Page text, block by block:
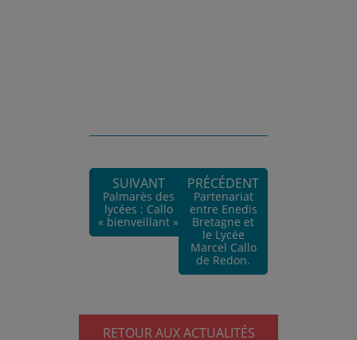
SUIVANT
Palmarès des
lycées : Callo
« bienveillant »
PRÉCÉDENT
Partenariat
entre Enedis
Bretagne et
le Lycée
Marcel Callo
de Redon.
RETOUR AUX ACTUALITÉS